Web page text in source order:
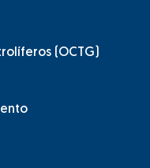
(OCTG)